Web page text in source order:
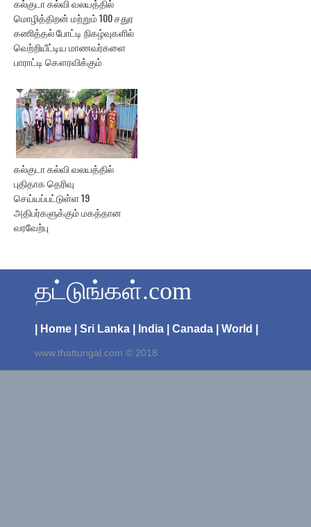
கல்குடா கல்வி வலயத்தில்
மொழித்திறன் மற்றும் 100 சதுர
கணித்தல் போட்டி நிகழ்வுகளில்
வெற்றியீட்டிய மாணவர்களை
பாராட்டி கௌரவிக்கும்
கல்குடா கல்வி வலயத்தில்
புதிதாக தெரிவு
செய்யப்பட்டுள்ள 19
அதிபர்களுக்கும் மகத்தான
வரவேற்பு
தட்டுங்கள்.com
| Home | Sri Lanka | India | Canada | World |
www.thattungal.com © 2018